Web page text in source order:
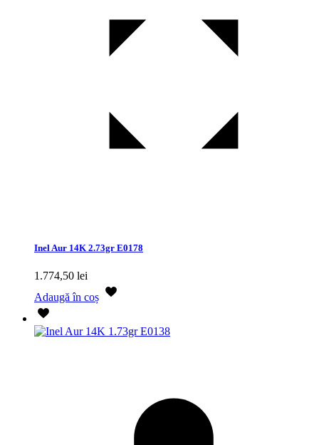
Inel Aur 14K 2.73gr E0178
1.774,50 lei
Adaugă în coș